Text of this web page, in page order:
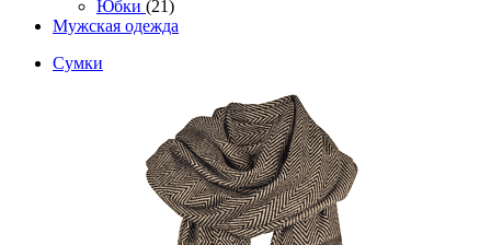
Юбки (21)
Мужская одежда
Сумки